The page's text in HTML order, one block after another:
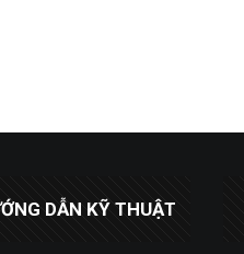
DẪN KỸ THUẬT